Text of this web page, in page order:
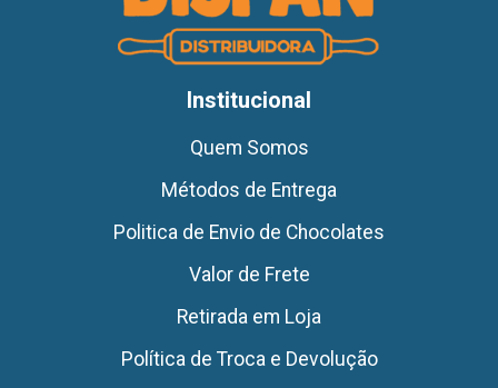
Institucional
Quem Somos
Métodos de Entrega
Politica de Envio de Chocolates
Valor de Frete
Retirada em Loja
Política de Troca e Devolução